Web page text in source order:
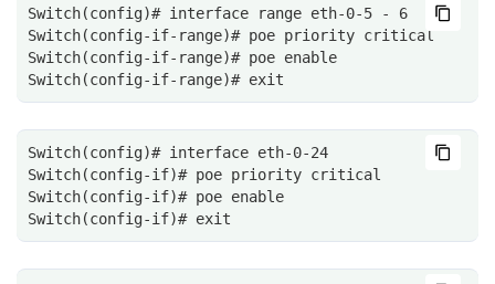
Switch(config)# interface range eth-0-5 - 6
Switch(config-if-range)# poe priority critical
Switch(config-if-range)# poe enable
Switch(config-if-range)# exit
Switch(config)# interface eth-0-24
Switch(config-if)# poe priority critical
Switch(config-if)# poe enable
Switch(config-if)# exit